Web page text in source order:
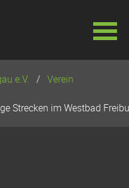
e.V.
Verein
Strecken im Westbad